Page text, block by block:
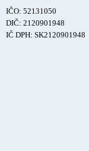
IČO: 52131050
DIČ: 2120901948
IČ DPH: SK2120901948